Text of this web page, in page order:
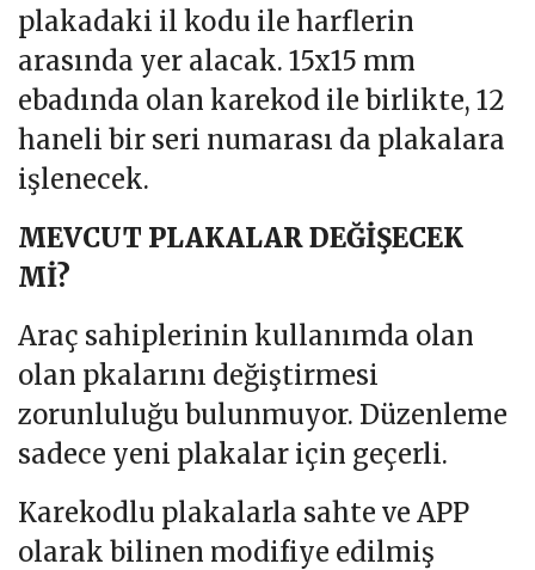
plakadaki il kodu ile harflerin
arasında yer alacak. 15x15 mm
ebadında olan karekod ile birlikte, 12
haneli bir seri numarası da plakalara
işlenecek.
MEVCUT PLAKALAR DEĞİŞECEK
Mİ?
Araç sahiplerinin kullanımda olan
olan pkalarını değiştirmesi
zorunluluğu bulunmuyor. Düzenleme
sadece yeni plakalar için geçerli.
Karekodlu plakalarla sahte ve APP
olarak bilinen modifiye edilmiş